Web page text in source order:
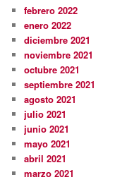
febrero 2022
enero 2022
diciembre 2021
noviembre 2021
octubre 2021
septiembre 2021
agosto 2021
julio 2021
junio 2021
mayo 2021
abril 2021
marzo 2021